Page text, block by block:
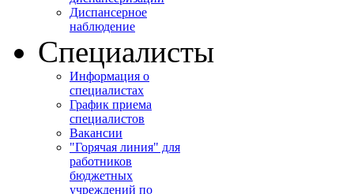
Диспансерное
наблюдение
Специалисты
Информация о
специалистах
График приема
специалистов
Вакансии
"Горячая линия" для
работников
бюджетных
учреждений по